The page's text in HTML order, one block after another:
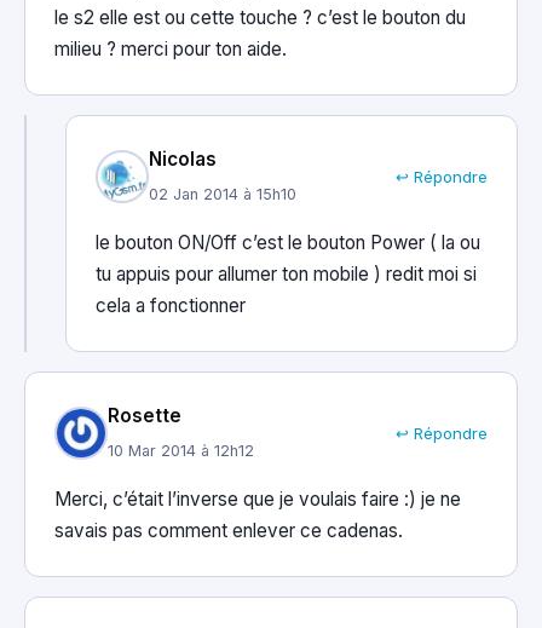
le s2 elle est ou cette touche ? c’est le bouton du
milieu ? merci pour ton aide.
Nicolas
02 Jan 2014 à 15h10
↩ Répondre
le bouton ON/Off c’est le bouton Power ( la ou
tu appuis pour allumer ton mobile ) redit moi si
cela a fonctionner
Rosette
10 Mar 2014 à 12h12
↩ Répondre
Merci, c’était l’inverse que je voulais faire :) je ne
savais pas comment enlever ce cadenas.